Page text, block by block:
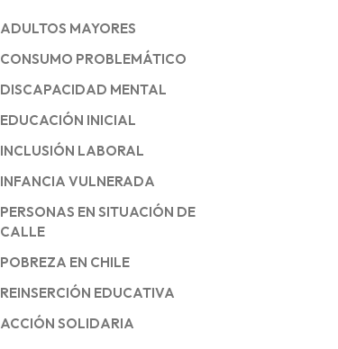
ADULTOS MAYORES
CONSUMO PROBLEMÁTICO
DISCAPACIDAD MENTAL
EDUCACIÓN INICIAL
INCLUSIÓN LABORAL
INFANCIA VULNERADA
PERSONAS EN SITUACIÓN DE
CALLE
POBREZA EN CHILE
REINSERCIÓN EDUCATIVA
ACCIÓN SOLIDARIA